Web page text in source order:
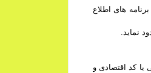
های اطلاع
نماید.
کد اقتصادی و